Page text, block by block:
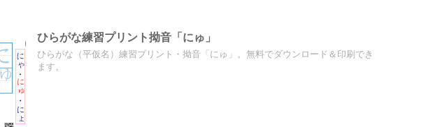
ひらがな練習プリント拗音「にゅ」
ひらがな（平仮名）練習プリント・拗音「にゅ」。無料でダウンロード＆印刷でき
ます。